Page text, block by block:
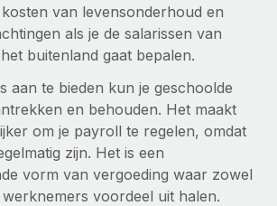
werknemers in 19 landen
leider in de wereldwijde
zet zich sinds 2016...
van levensonderhoud en
als je de salarissen van
buitenland gaat bepalen.
aan te bieden kun je geschoolde
en behouden. Het maakt
om je payroll te regelen, omdat
zijn. Het is een
vorm van vergoeding waar zowel
voordeel uit halen.